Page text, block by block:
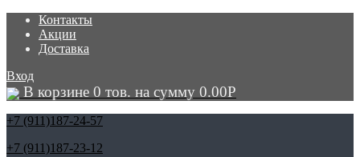
Контакты
Акции
Доставка
Вход
В корзине 0 тов. на сумму 0.00Р
+7 (911)187-24-57
+7 (911)187-23-12